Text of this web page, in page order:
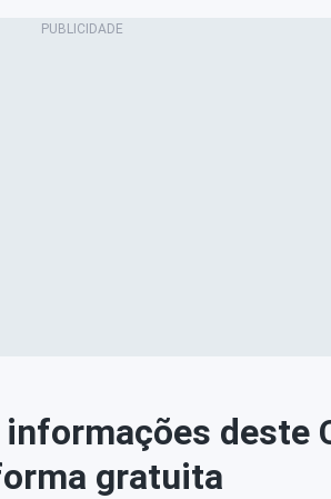
deste
gratuita